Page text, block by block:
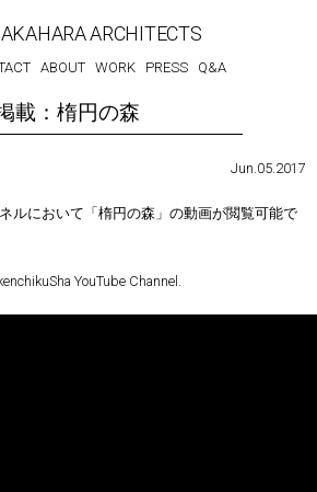
ARCHITECTS
ABOUT WORK PRESS Q&A
載：楕円の森
Jun.05.2017
ルにおいて「楕円の森」の動画が閲覧可能で
YouTube Channel.